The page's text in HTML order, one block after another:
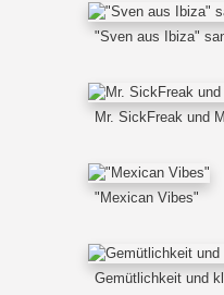
"Sven aus Ibiza"
Mr. SickFreak und
"Mexican Vibes"
Gemütlichkeit und